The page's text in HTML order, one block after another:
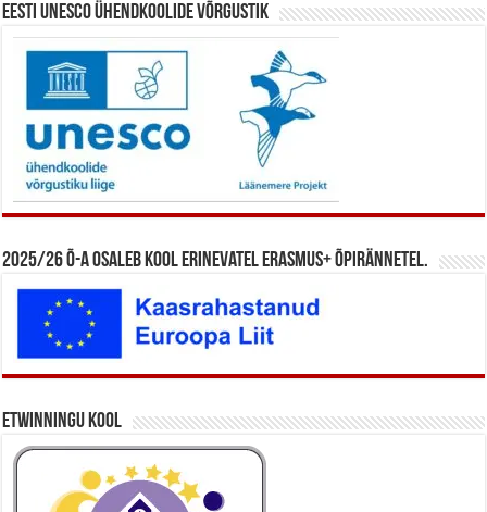
Eesti UNESCO ühendkoolide võrgustik
2025/26 õ-a osaleb kool erinevatel Erasmus+ õpirännetel.
eTwinningu kool